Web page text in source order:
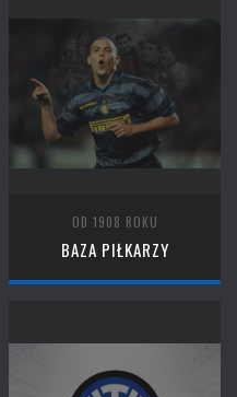
OD 1908 ROKU
BAZA PIŁKARZY